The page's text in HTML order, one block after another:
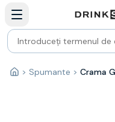
Bauturi fine — selectie
Produse Noi
Cosuri cadou
Pachete & Cadouri
VinAcasă
> Spumante >